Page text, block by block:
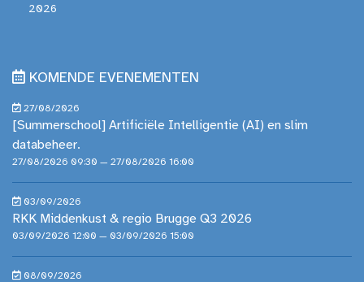
2026
KOMENDE EVENEMENTEN
27/08/2026
[Summerschool] Artificiële Intelligentie (AI) en slim
databeheer.
27/08/2026 09:30 — 27/08/2026 16:00
03/09/2026
RKK Middenkust & regio Brugge Q3 2026
03/09/2026 12:00 — 03/09/2026 15:00
08/09/2026